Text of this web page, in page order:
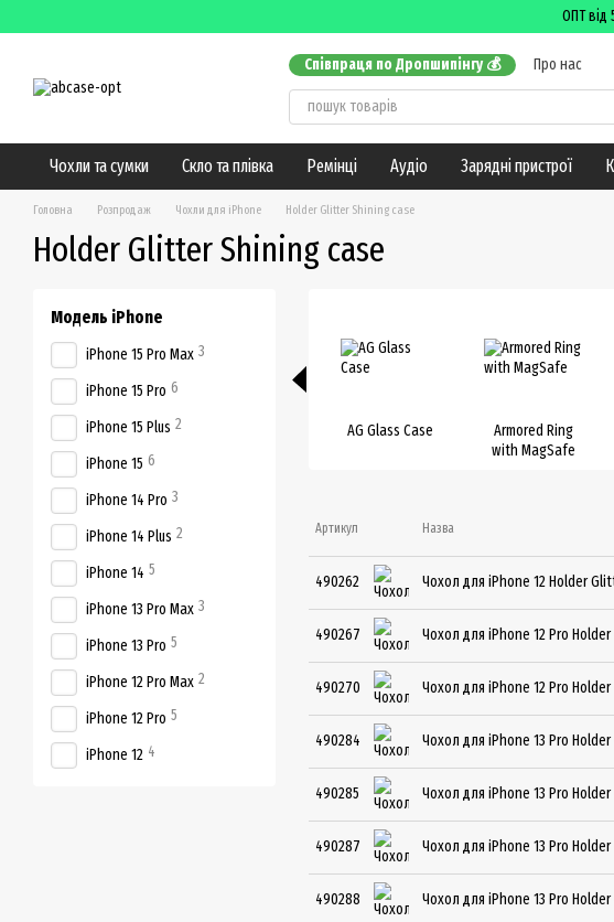
ОПТ від
Співпраця по Дропшипінгу 💰
Про нас
Оплата і доставка
Обмін та повернення
Контактна інформація
Чохли та сумки Скло та плівка Ремінці Аудіо Зарядні пристрої
Головна Розпродаж Чохли для iPhone Holder Glitter Shining case
Holder Glitter Shining case
AG Glass Case
Armored Ring
with MagSafe
Артикул Назва
490262 Чохол для iPhone 12 Holder
490267 Чохол для iPhone 12 Pro
490270 Чохол для iPhone 12 Pro
490284 Чохол для iPhone 13 Pro
490285 Чохол для iPhone 13 Pro
490287 Чохол для iPhone 13 Pro
490288 Чохол для iPhone 13 Pro
Модель iPhone
iPhone 15 Pro Max 3
iPhone 15 Pro 6
iPhone 15 Plus 2
iPhone 15 6
iPhone 14 Pro 3
iPhone 14 Plus 2
iPhone 14 5
iPhone 13 Pro Max 3
iPhone 13 Pro 5
iPhone 12 Pro Max 2
iPhone 12 Pro 5
iPhone 12 4